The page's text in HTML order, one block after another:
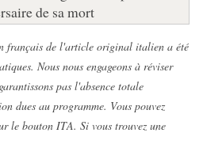
de sa mort
français de l'article original italien a été
Nous nous engageons à réviser
pas l'absence totale
dues au programme. Vous pouvez
le bouton ITA. Si vous trouvez une